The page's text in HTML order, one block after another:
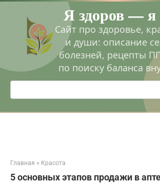
Перейти
контенту
Я здоров —
Сайт про здоровье,
и души: описание
болезней, рецепты
по поиску баланса
Поиск:
Главная » Красота
5 основных этапов продажи в